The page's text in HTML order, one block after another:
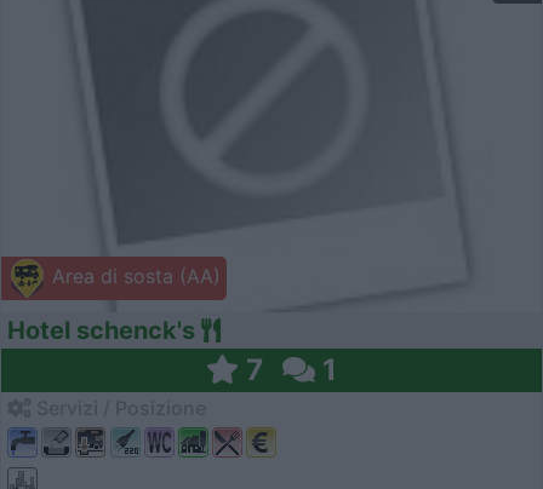
Area di sosta (AA)
Hotel schenck's
7 1